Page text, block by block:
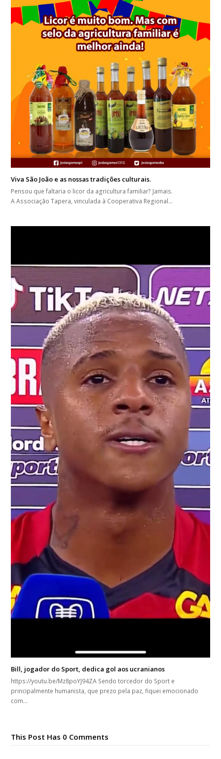
Viva São João e as nossas tradições culturais.
Pensou que faltaria o licor da agricultura familiar? Jamais.
A Associação Tapera, vinculada à Cooperativa Regional…
Bill, jogador do Sport, dedica gol aos ucranianos
https://youtu.be/Mz8poYJ94ZA Sendo torcedor do Sport e
principalmente humanista, que prezo pela paz, fiquei emocionado
com…
This Post Has 0 Comments